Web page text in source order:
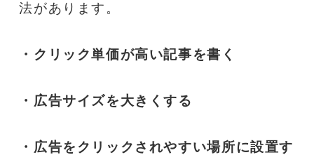
法があります。
・クリック単価が高い記事を書く
・広告サイズを大きくする
・広告をクリックされやすい場所に設置す